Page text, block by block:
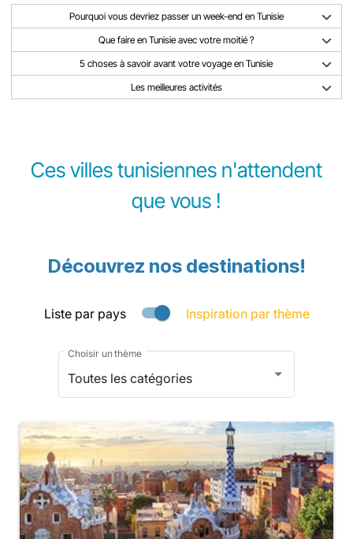
Pourquoi vous devriez passer un week-end en Tunisie
Que faire en Tunisie avec votre moitié ?
5 choses à savoir avant votre voyage en Tunisie
Les meilleures activités
Ces villes tunisiennes n'attendent
que vous !
Découvrez nos destinations!
Liste par pays Inspiration par thème
Toutes les catégories
Choisir un thème